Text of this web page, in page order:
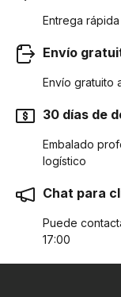
Entrega
Envío
Envío gratuito
30 días de
Embalado
logístico
Chat para
Puede
17:00